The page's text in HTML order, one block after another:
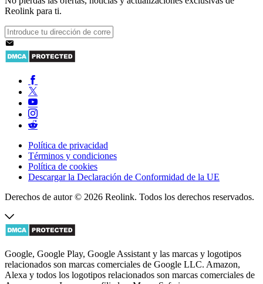
Reolink para ti.
Política de privacidad
Términos y condiciones
Política de cookies
Descargar la Declaración de Conformidad de la UE
Derechos de autor © 2026 Reolink. Todos los derechos reservados.
Google, Google Play, Google Assistant y las marcas y logotipos
relacionados son marcas comerciales de Google LLC. Amazon,
Alexa y todos los logotipos relacionados son marcas comerciales de